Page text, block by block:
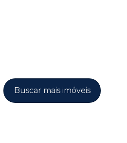
Buscar mais imóveis